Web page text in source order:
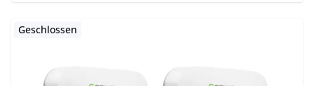
Geschlossen